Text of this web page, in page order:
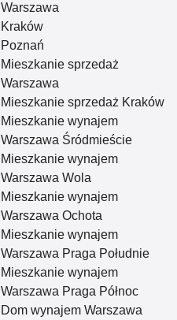
Warszawa
Kraków
Poznań
Mieszkanie sprzedaż
Warszawa
Mieszkanie sprzedaż Kraków
Mieszkanie wynajem
Warszawa Śródmieście
Mieszkanie wynajem
Warszawa Wola
Mieszkanie wynajem
Warszawa Ochota
Mieszkanie wynajem
Warszawa Praga Południe
Mieszkanie wynajem
Warszawa Praga Północ
Dom wynajem Warszawa